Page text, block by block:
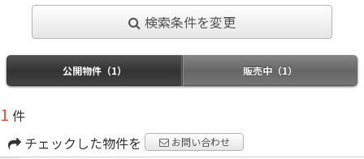
検索条件を変更
公開物件（1） 販売中（1）
1 件
チェックした物件を
お問い合わせ